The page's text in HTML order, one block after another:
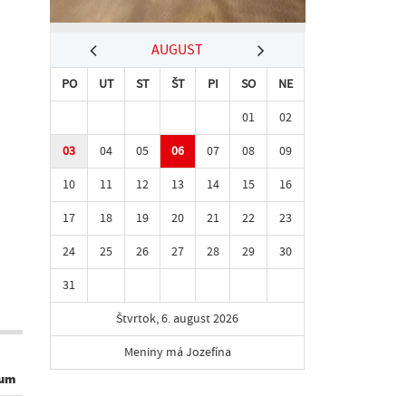
AUGUST
PO UT ST ŠT PI SO
NE
01
02
03
04 05 06 07 08
09
10
11 12 13 14 15
16
17
18 19 20 21 22
23
24
25 26 27 28 29
30
31
Štvrtok, 6. august 2026
Meniny má Jozefína